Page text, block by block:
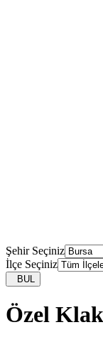
Şehir Seçiniz
İlçe Seçiniz
BUL
Özel